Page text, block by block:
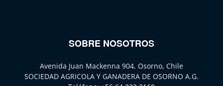
SOBRE NOSOTROS
Avenida Juan Mackenna 904, Osorno, Chile
SOCIEDAD AGRICOLA Y GANADERA DE OSORNO A.G.